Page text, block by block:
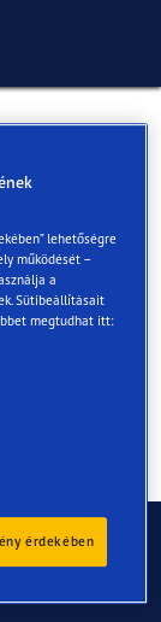
lehetőségre
működését –
a
Sütibeállításait
megtudhat itt:
érdekében